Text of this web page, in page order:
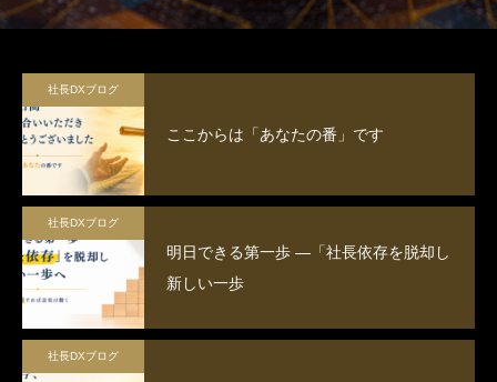
携/プロジェクトマネジメントを包含
社長DXブログ
ここからは「あなたの番」です
社長DXブログ
明日できる第一歩 ―「社長依存を脱却し
新しい一歩
社長DXブログ